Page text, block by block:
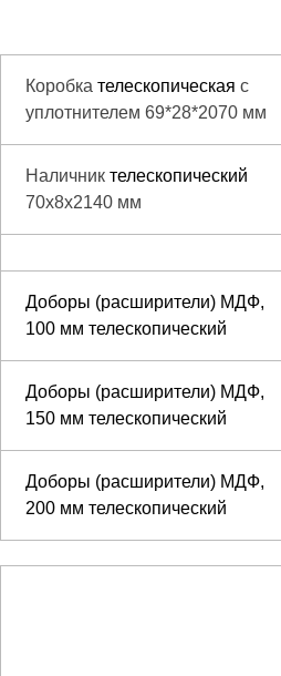
Коробкателескопическая с
уплотнителем 69*28*2070 мм
Наличниктелескопический
70х8х2140 мм
Доборы (расширители) МДФ,
100 мм телескопический
Доборы (расширители) МДФ,
150 мм телескопический
Доборы (расширители) МДФ,
200 мм телескопический